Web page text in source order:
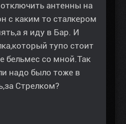
антенны на
с каким то сталкером
я иду в Бар. И
тупо стоит
бельмес со мной.Так
надо было тоже в
Стрелком?